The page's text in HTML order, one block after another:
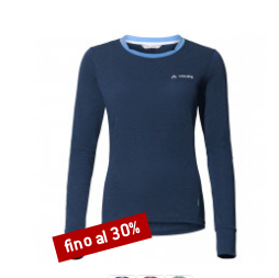
Sconto
fino al 30%